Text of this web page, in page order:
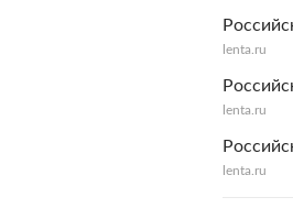
lenta.ru
lenta.ru
lenta.ru